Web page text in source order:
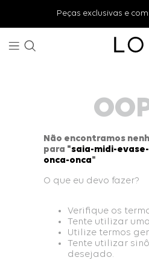
Peças exclusivas e
Não encontramos
para "saia-midi-
onca-onca"
O que eu devo fazer?
Verifique os
Tente utilizar
Utilize termos
Tente utilizar
desejado.